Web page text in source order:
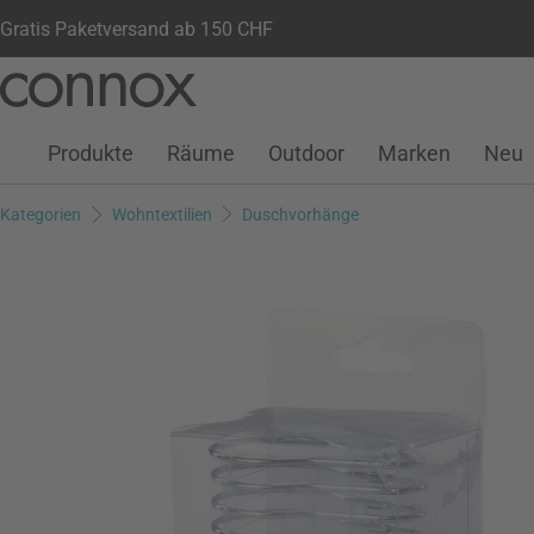
Gratis Paketversand ab 150 CHF
Seiteninhalt
Suchfeld
Kundenkonto
Wunschliste
Warenkorb
Produkte Räume Outdoor Marken Neu
Kategorien Wohntextilien Duschvorhänge